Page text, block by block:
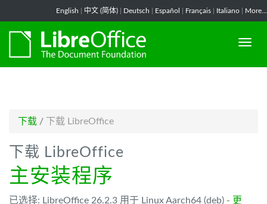
English 中文 (简体) Deutsch Español Français Italiano More...
下载 / 下载 LibreOffice
下载 LibreOffice
主安装程序
已选择: LibreOffice 26.2.3 用于 Linux Aarch64 (deb) - 更